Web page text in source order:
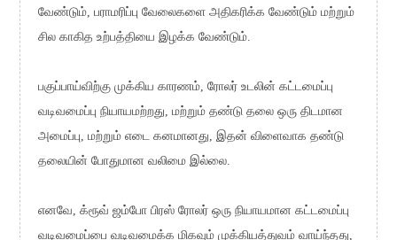
வேண்டும், பராமரிப்பு வேலைகளை அதிகரிக்க வேண்டும் மற்றும்
சில காகித உற்பத்தியை இழக்க வேண்டும்.
பகுப்பாய்விற்கு முக்கிய காரணம், ரோலர் உடலின் கட்டமைப்பு
வடிவமைப்பு நியாயமற்றது, மற்றும் தண்டு தலை ஒரு திடமான
அமைப்பு, மற்றும் எடை கனமானது, இதன் விளைவாக தண்டு
தலையின் போதுமான வலிமை இல்லை.
எனவே, க்ரூவ் ஜம்போ பிரஸ் ரோலர் ஒரு நியாயமான கட்டமைப்பு
வடிவமைப்பை வடிவமைக்க மிகவும் முக்கியத்துவம் வாய்ந்தது,